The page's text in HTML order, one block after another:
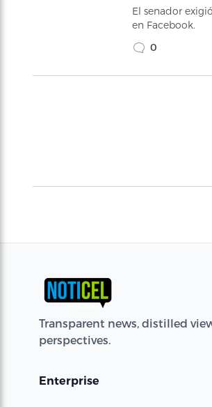
El senador
en Facebook.
0
Transparent news, distilled
perspectives.
Enterprise